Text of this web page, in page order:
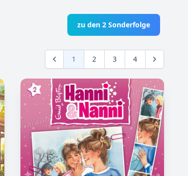
zu den 2 Sonderfolge
1 2 3 4